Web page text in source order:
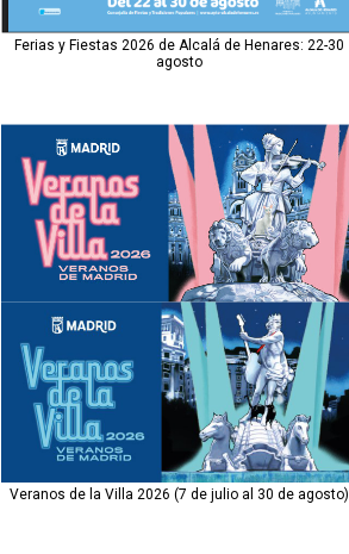
Ferias y Fiestas 2026 de Alcalá de Henares: 22-30
agosto
Veranos de la Villa 2026 (7 de julio al 30 de agosto)